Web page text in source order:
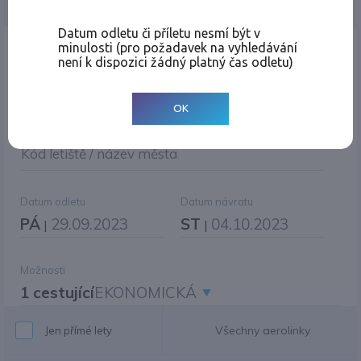
Místo odletu
Kód letiště / název města
Datum odletu
PÁ | 29.09.2023
Datum návratu
ST | 04.10.2023
Možnosti
1 cestujícíEKONOMICKÁ
Jen přímé lety Všechny aerolinky
Datum odletu či příletu nesmí být v
minulosti (pro požadavek na vyhledávání
není k dispozici žádný platný čas odletu)
OK